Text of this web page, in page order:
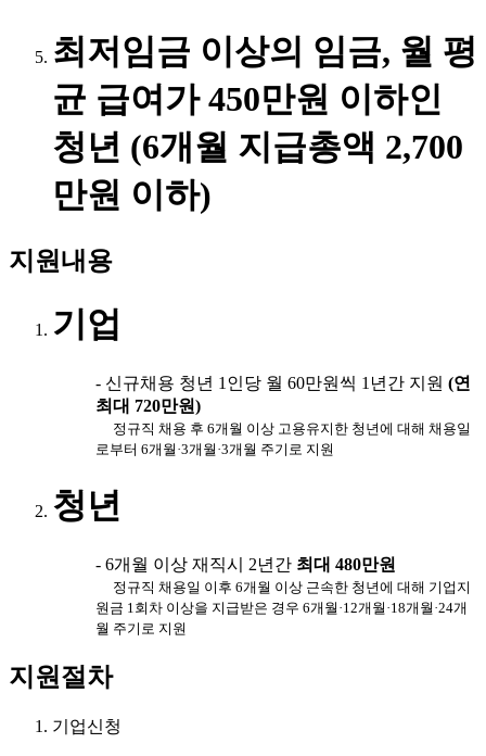
최저임금 이상의 임금, 월 평
균 급여가450만원 이하인
청년 (6개월 지급총액 2,700
만원 이하)
지원내용
기업
- 신규채용 청년 1인당 월 60만원씩 1년간 지원 (연
최대 720만원)
정규직 채용 후 6개월 이상 고용유지한 청년에 대해 채용일
로부터 6개월·3개월·3개월 주기로 지원
청년
- 6개월 이상 재직시 2년간 최대 480만원
정규직 채용일 이후 6개월 이상 근속한 청년에 대해 기업지
원금 1회차 이상을 지급받은 경우 6개월·12개월·18개월·24개
월 주기로 지원
지원절차
기업신청